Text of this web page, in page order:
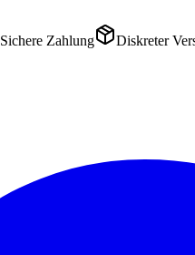
Sichere Zahlung Diskreter